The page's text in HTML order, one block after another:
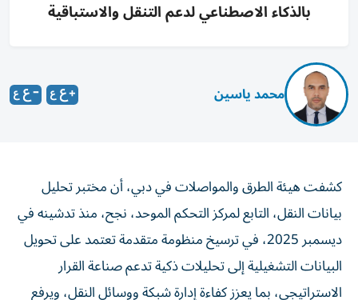
بالذكاء الاصطناعي لدعم التنقل والاستباقية
محمد ياسين
كشفت هيئة الطرق والمواصلات في دبي، أن مختبر تحليل
بيانات النقل، التابع لمركز التحكم الموحد، نجح، منذ تدشينه في
ديسمبر 2025، في ترسيخ منظومة متقدمة تعتمد على تحويل
البيانات التشغيلية إلى تحليلات ذكية تدعم صناعة القرار
الاستراتيجي، بما يعزز كفاءة إدارة شبكة ووسائل النقل، ويرفع